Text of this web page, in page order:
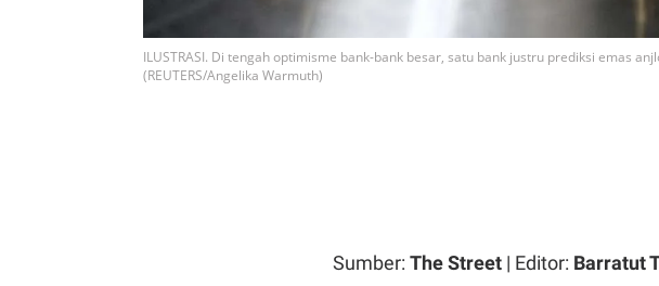
ILUSTRASI. Di tengah optimisme bank-bank besar, satu bank justru prediksi emas
(REUTERS/Angelika Warmuth)
Sumber: The Street | Editor: Barratut